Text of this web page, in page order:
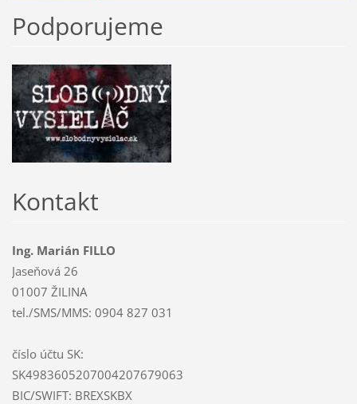
Podporujeme
Kontakt
Ing. Marián FILLO
Jaseňová 26
01007 ŽILINA
tel./SMS/MMS: 0904 827 031
číslo účtu SK:
SK4983605207004207679063
BIC/SWIFT: BREXSKBX